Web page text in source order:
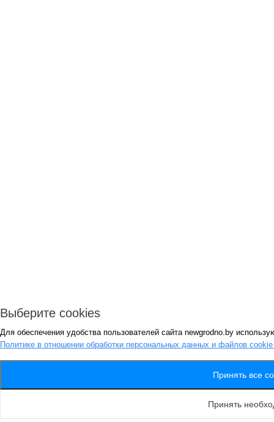
Выберите cookies
Для обеспечения удобства пользователей сайта newgrodno.by
Политике в отношении обработки персональных данных и файлов
Принять все
Принять